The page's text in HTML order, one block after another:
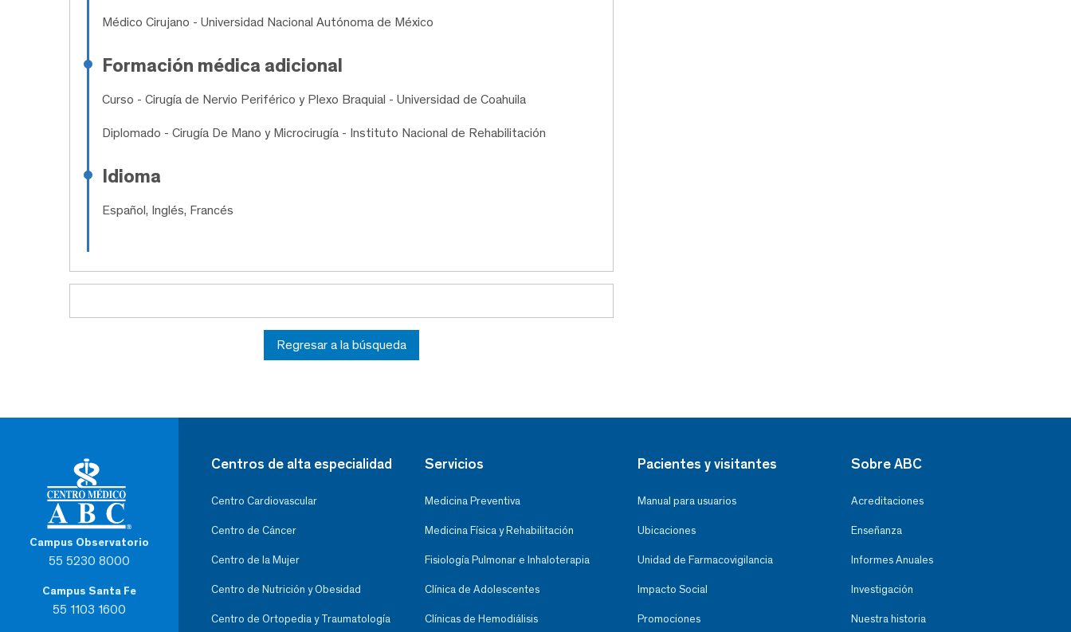
Médico Cirujano - Universidad Nacional Autónoma de México
Formación médica adicional
Curso - Cirugía de Nervio Periférico y Plexo Braquial - Universidad de Coahuila
Diplomado - Cirugía De Mano y Microcirugía - Instituto Nacional de Rehabilitación
Idioma
Español, Inglés, Francés
Regresar a la búsqueda
Campus Observatorio
55 5230 8000
Campus Santa Fe
55 1103 1600
Centros de alta especialidad
Centro Cardiovascular
Centro de Cáncer
Centro de la Mujer
Centro de Nutrición y Obesidad
Centro de Ortopedia y Traumatología
Servicios
Medicina Preventiva
Medicina Física y Rehabilitación
Fisiología Pulmonar e Inhaloterapia
Clínica de Adolescentes
Clínicas de Hemodiálisis
Pacientes y visitantes
Manual para usuarios
Ubicaciones
Unidad de Farmacovigilancia
Impacto Social
Promociones
Sobre ABC
Acreditaciones
Enseñanza
Informes Anuales
Investigación
Nuestra historia